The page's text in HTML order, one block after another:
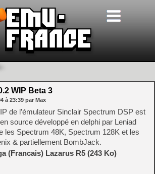
WIP Beta 3
à 23:39 par Max
de l’émulateur Sinclair Spectrum DSP est
source développé en delphi par Leniad
les Spectrum 48K, Spectrum 128K et les
& partiellement BombJack.
(Francais) Lazarus R5 (243 Ko)